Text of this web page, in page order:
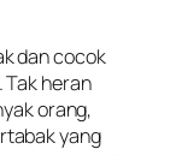
dan cocok
heran
orang,
yang